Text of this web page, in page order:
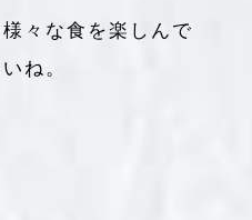
々な食を楽しんで
ね。